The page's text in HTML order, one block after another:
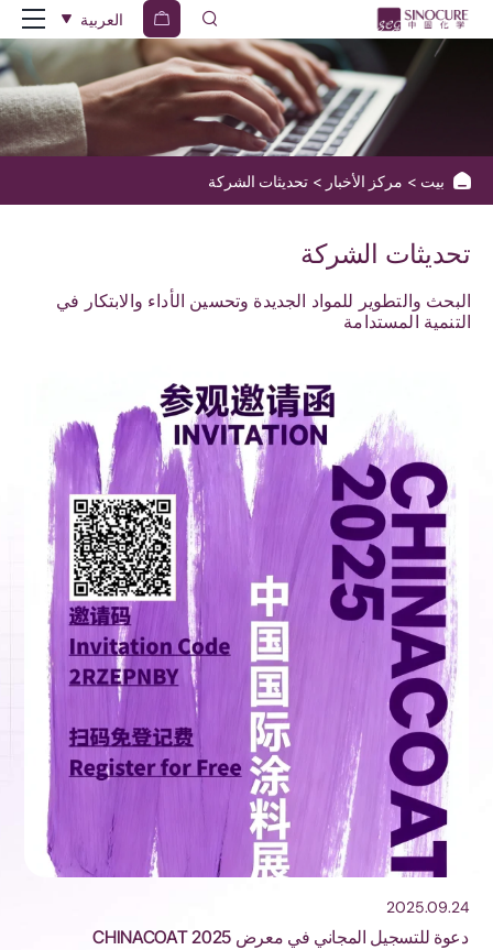
تحديثات
الشركة
العربية
بيت مركز الأخبار تحديثات الشركة
تحديثات الشركة
البحث والتطوير للمواد الجديدة وتحسين الأداء والابتكار في
التنمية المستدامة
2025.09.24
دعوة للتسجيل المجاني في معرض CHINACOAT 2025